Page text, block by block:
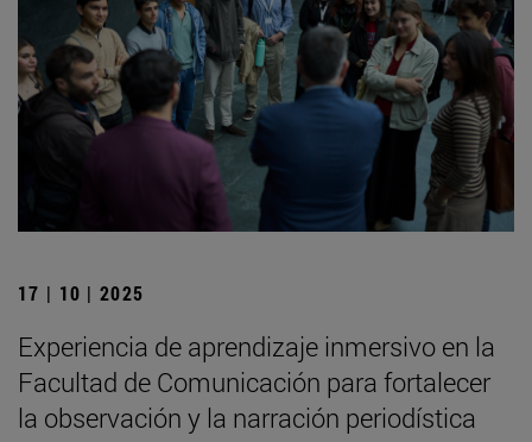
17 | 10 | 2025
Experiencia de aprendizaje inmersivo en la
Facultad de Comunicación para fortalecer
la observación y la narración periodística